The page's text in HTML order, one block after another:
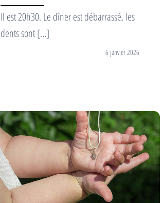
Il est 20h30. Le dîner est débarrassé, les
dents sont […]
6 janvier 2026